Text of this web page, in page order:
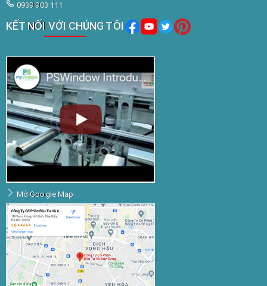
0939 903 111
KẾT NỐI VỚI CHÚNG TÔI
Mở Google Map